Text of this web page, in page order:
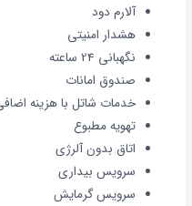
آلارم دود
هشدار امنیتی
نگهبانی 24 ساعته
صندوق امانات
خدمات شاتل با هزینه
تهویه مطبوع
اتاق بدون آلرژی
سرویس بیداری
سرویس گرمایش